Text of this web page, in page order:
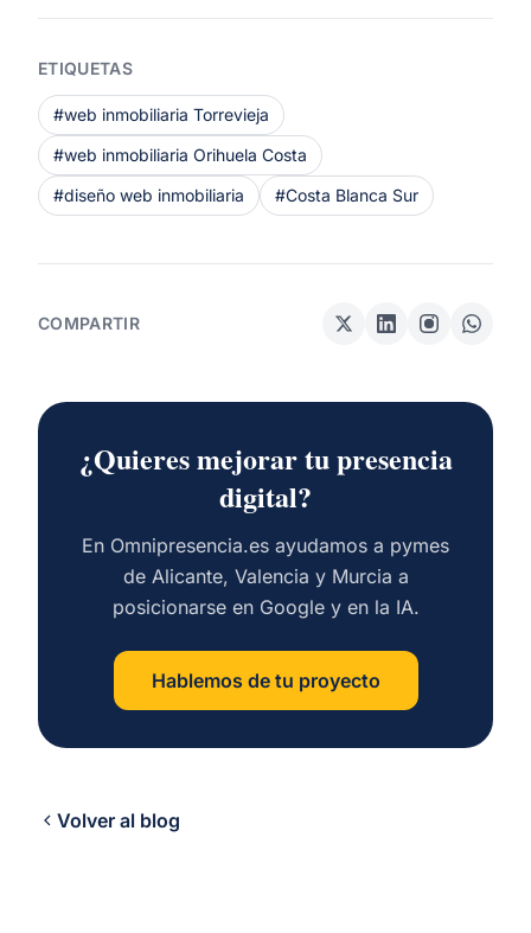
ETIQUETAS
#web inmobiliaria Torrevieja
#web inmobiliaria Orihuela Costa
#diseño web inmobiliaria
#Costa Blanca Sur
COMPARTIR
¿Quieres mejorar tu presencia
digital?
En Omnipresencia.es ayudamos a pymes
de Alicante, Valencia y Murcia a
posicionarse en Google y en la IA.
Hablemos de tu proyecto
Volver al blog